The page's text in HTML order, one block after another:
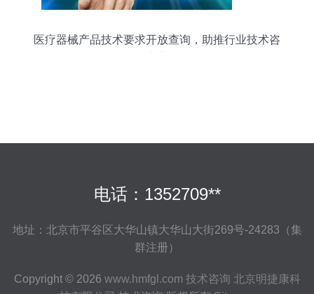
医疗器械产品技术要求开放查询，助推行业技术咨
电话：1352709**
地址：北京市平谷区大华山镇大华山大街269号-24283（集
群注册）
Copyright © 2026 www.hmfgl.com 技术咨询 北京明捷康科